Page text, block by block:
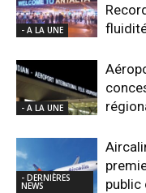
- A LA UNE
- A LA UNE
- DERNIÈRES
NEWS
public